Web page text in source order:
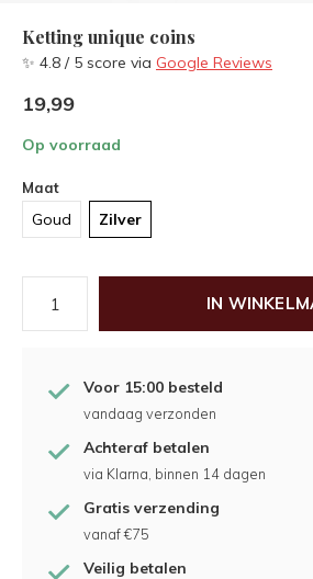
Ketting unique coins
✨ 4.8 / 5 score via Google Reviews
19,99
Op voorraad
Maat
Goud Zilver
IN
Voor 15:00 besteld
vandaag verzonden
Achteraf betalen
via Klarna, binnen 14 dagen
Gratis verzending
vanaf €75
Veilig betalen